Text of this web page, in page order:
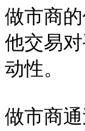
做市商
他交易
动性。
做市商